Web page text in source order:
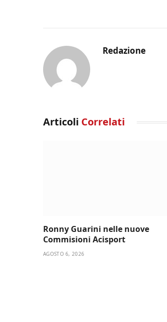
Redazione
Articoli Correlati
Ronny Guarini nelle nuove
Commisioni Acisport
AGOSTO 6, 2026